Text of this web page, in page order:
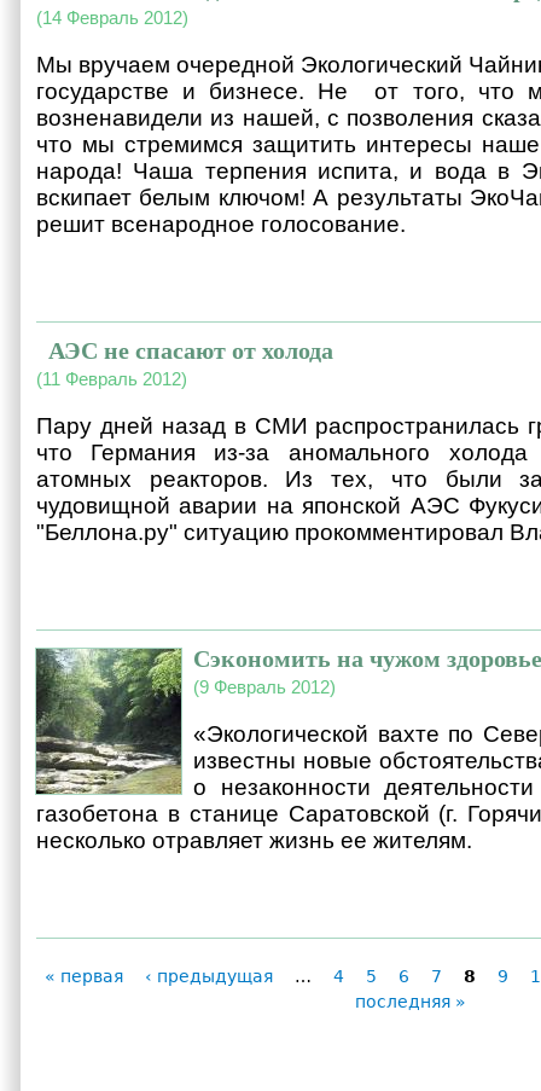
(14 Февраль 2012)
Мы вручаем очередной Экологический
государстве и бизнесе. Не от того, что
возненавидели из нашей, с позволения
что мы стремимся защитить интересы
народа! Чаша терпения испита, и вода в
вскипает белым ключом! А результаты
решит всенародное голосование.
АЭС не спасают от холода
(11 Февраль 2012)
Пару дней назад в СМИ распространилась
что Германия из-за аномального холода
атомных реакторов. Из тех, что были
чудовищной аварии на японской АЭС
"Беллона.ру" ситуацию прокомментировал
Сэкономить на чужом
(9 Февраль 2012)
«Экологической вахте по
известны новые
о незаконности
газобетона в станице Саратовской (г.
несколько отравляет жизнь ее жителям.
Страницы
« первая ‹ предыдущая … 4 5 6 7 8 9
последняя »